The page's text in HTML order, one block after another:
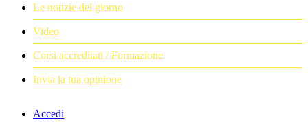
Le notizie del giorno
Video
Corsi accreditati / Formazione
Invia la tua opinione
Accedi